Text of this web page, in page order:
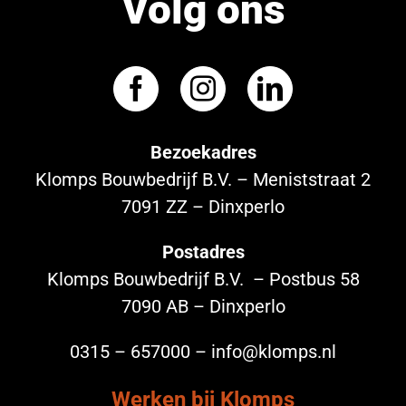
Bezoekadres
Klomps Bouwbedrijf B.V. – Meniststraat 2
7091 ZZ – Dinxperlo
Postadres
Klomps Bouwbedrijf B.V. – Postbus 58
7090 AB – Dinxperlo
0315 – 657000 – info@klomps.nl
Werken bij Klomps